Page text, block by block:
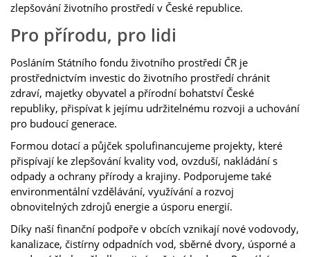
zlepšování životního prostředí v České republice.
Pro přírodu, pro lidi
Posláním Státního fondu životního prostředí ČR je
prostřednictvím investic do životního prostředí chránit
zdraví, majetky obyvatel a přírodní bohatství České
republiky, přispívat k jejímu udržitelnému rozvoji a uchování
pro budoucí generace.
Formou dotací a půjček spolufinancujeme projekty, které
přispívají ke zlepšování kvality vod, ovzduší, nakládání s
odpady a ochrany přírody a krajiny. Podporujeme také
environmentální vzdělávání, využívání a rozvoj
obnovitelných zdrojů energie a úsporu energií.
Díky naší finanční podpoře v obcích vznikají nové vodovody,
kanalizace, čistírny odpadních vod, sběrné dvory, úsporné a